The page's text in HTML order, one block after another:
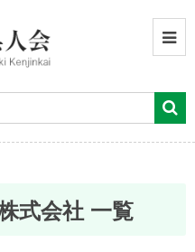
式会社 一覧